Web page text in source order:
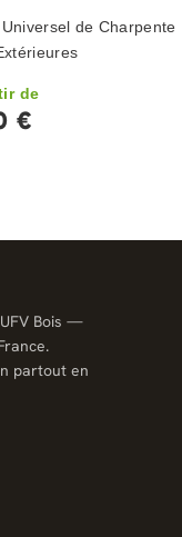
de Charpente
de
€
Bois —
partout en